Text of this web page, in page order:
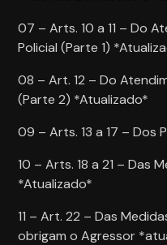
07 – Arts. 10 a 11 – Do
Policial (Parte 1)
08 – Art. 12 – Do
(Parte 2) *Atualizado*
09 – Arts. 13 a 17 – Dos
10 – Arts. 18 a 21 – Das
*Atualizado*
11 – Art. 22 – Das
obrigam o Agressor